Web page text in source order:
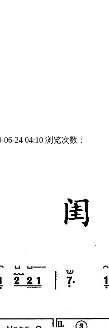
06-24 04:10 浏览次数：